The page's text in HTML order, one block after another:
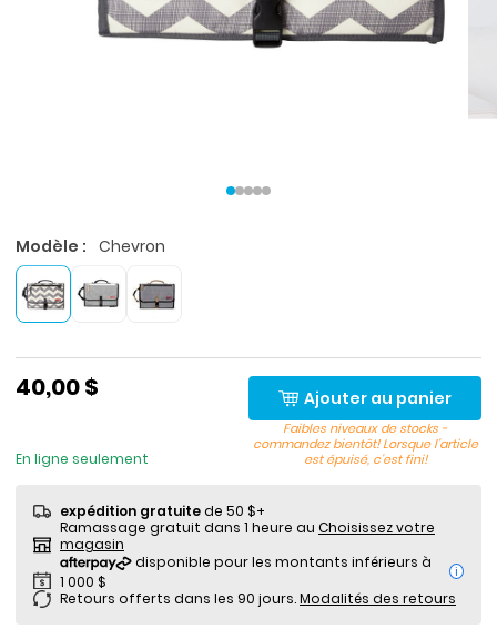
Modèle : Chevron
40,00 $
En ligne seulement
Ajouter au panier
Faibles niveaux de stocks -
commandez bientôt! Lorsque l'article
est épuisé, c'est fini!
expédition gratuitede 50 $+
Ramassage gratuit dans 1 heure au Choisissez votre
magasin
i
Retours offerts dans les 90 jours.Modalités des retours